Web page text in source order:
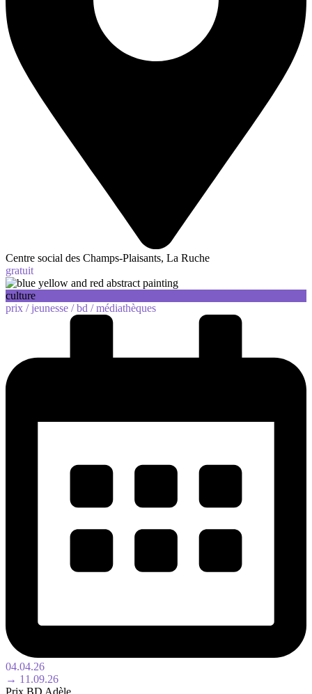
Centre social des Champs-Plaisants, La Ruche
gratuit
culture
prix /jeunesse /bd /médiathèques
04.04.26
→ 11.09.26